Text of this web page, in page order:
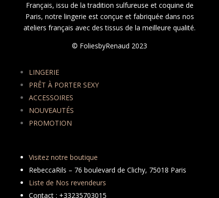
Français, issu de la tradition sulfureuse et coquine de
Paris, notre lingerie est conçue et fabriquée dans nos
ateliers français avec des tissus de la meilleure qualité.
© FoliesbyRenaud 2023
LINGERIE
PRÊT À PORTER SEXY
ACCESSOIRES
NOUVEAUTÉS
PROMOTION
Visitez notre boutique
RebeccaRils – 76 boulevard de Clichy, 75018 Paris
Liste de Nos revendeurs
Contact : +33235703015